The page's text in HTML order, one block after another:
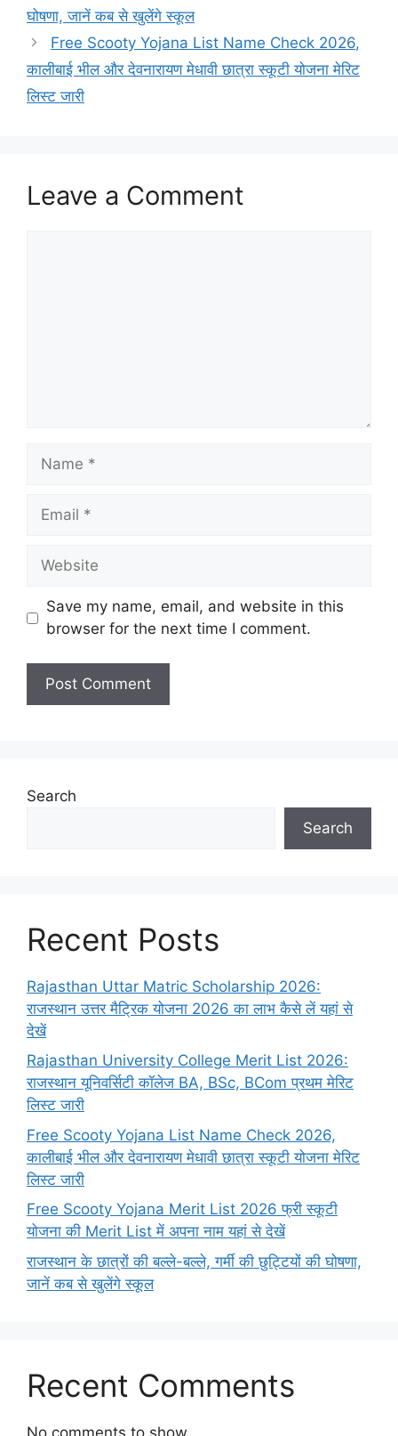
घोषणा, जानें कब से खुलेंगे स्कूल
Free Scooty Yojana List Name Check 2026,
कालीबाई भील और देवनारायण मेधावी छात्रा स्कूटी योजना मेरिट
लिस्ट जारी
Leave a Comment
Name
Email
Website
Save my name, email, and website in this
browser for the next time I comment.
Search
Search
Recent Posts
Rajasthan Uttar Matric Scholarship 2026:
राजस्थान उत्तर मैट्रिक योजना 2026 का लाभ कैसे लें यहां से
देखें
Rajasthan University College Merit List 2026:
राजस्थान यूनिवर्सिटी कॉलेज BA, BSc, BCom प्रथम मेरिट
लिस्ट जारी
Free Scooty Yojana List Name Check 2026,
कालीबाई भील और देवनारायण मेधावी छात्रा स्कूटी योजना मेरिट
लिस्ट जारी
Free Scooty Yojana Merit List 2026 फ्री स्कूटी
योजना की Merit List में अपना नाम यहां से देखें
राजस्थान के छात्रों की बल्ले-बल्ले, गर्मी की छुट्टियों की घोषणा,
जानें कब से खुलेंगे स्कूल
Recent Comments
No comments to show.